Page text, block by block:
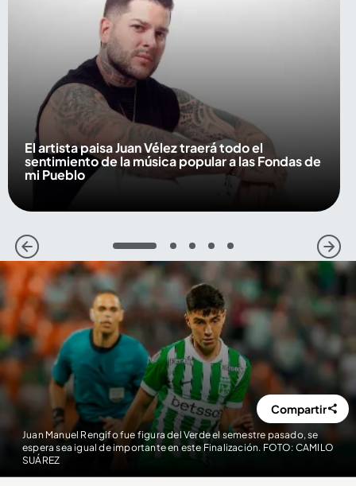
El artista paisa Juan Vélez traerá todo el
sentimiento de la música popular a las Fondas de
mi Pueblo
1 2 3 4 5
Juan Manuel Rengifo fue figura del Verde el semestre pasado, se
espera sea igual de importante en este Finalización. FOTO: CAMILO
SUÁREZ
Compartir